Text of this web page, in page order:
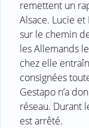
remettent un
Alsace. Lucie
sur le chemin
les Allemands
chez elle
consignées
Gestapo n’a
réseau. Durant
est arrêté.